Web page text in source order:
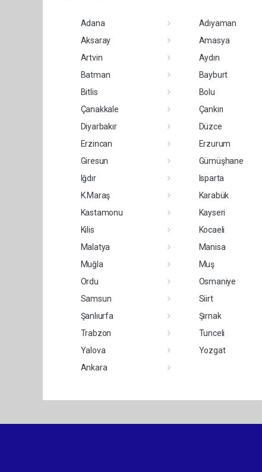
Adana Adıyaman
Aksaray
Amasya
Artvin
Aydın
Batman
Bayburt
Bitlis
Bolu
Çanakkale
Çankırı
Diyarbakır
Düzce
Erzincan
Erzurum
Giresun
Gümüşhane
Iğdır
Isparta
K.Maraş
Karabük
Kastamonu
Kayseri
Kilis
Kocaeli
Malatya
Manisa
Muğla
Muş
Ordu
Osmaniye
Samsun
Siirt
Şanlıurfa
Şırnak
Trabzon
Tunceli
Yalova
Yozgat
Ankara